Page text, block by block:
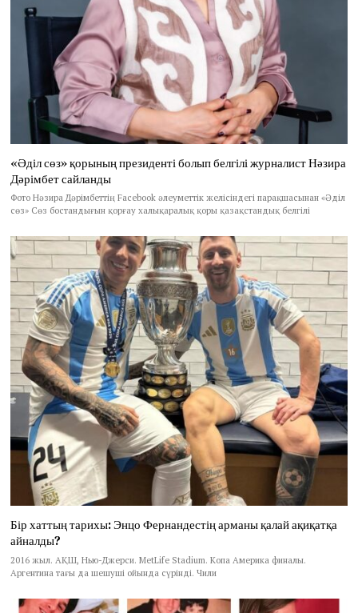
«Әділ сөз» қорының президенті болып белгілі журналист Нәзира
Дәрімбет сайланды
Фото Нәзира Дәрімбеттің Facebook әлеуметтік желісіндегі парақшасынан «Әділ
сөз» Сөз бостандығын қорғау халықаралық қоры қазақстандық белгілі
Бір хаттың тарихы: Энцо Фернандестің арманы қалай ақиқатқа
айналды?
2016 жыл. АҚШ, Нью-Джерси. MetLife Stadium. Копа Америка финалы.
Аргентина тағы да шешуші ойында сүрінді. Чили